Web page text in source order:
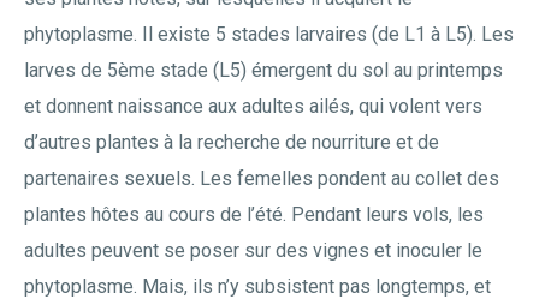
phytoplasme. Il existe 5 stades larvaires (de L1 à L5). Les
larves de 5ème stade (L5) émergent du sol au printemps
et donnent naissance aux adultes ailés, qui volent vers
d’autres plantes à la recherche de nourriture et de
partenaires sexuels. Les femelles pondent au collet des
plantes hôtes au cours de l’été. Pendant leurs vols, les
adultes peuvent se poser sur des vignes et inoculer le
phytoplasme. Mais, ils n’y subsistent pas longtemps, et